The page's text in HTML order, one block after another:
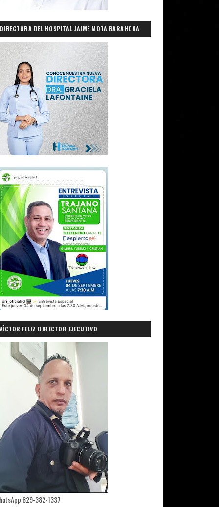
DEL HOSPITAL JAIME MOTA BARAHONA
FELIZ DIRECTOR EJECUTIVO
829-382-1337